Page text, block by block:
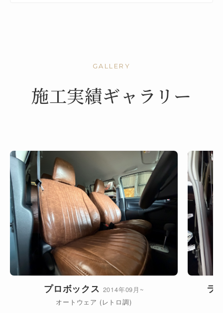
GALLERY
施工実績ギャラリー
プロボックス 2014年09月~
オートウェア (レトロ調)
ラ